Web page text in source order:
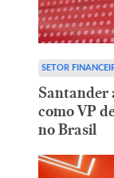
SETOR
Santander
como VP
no Brasil